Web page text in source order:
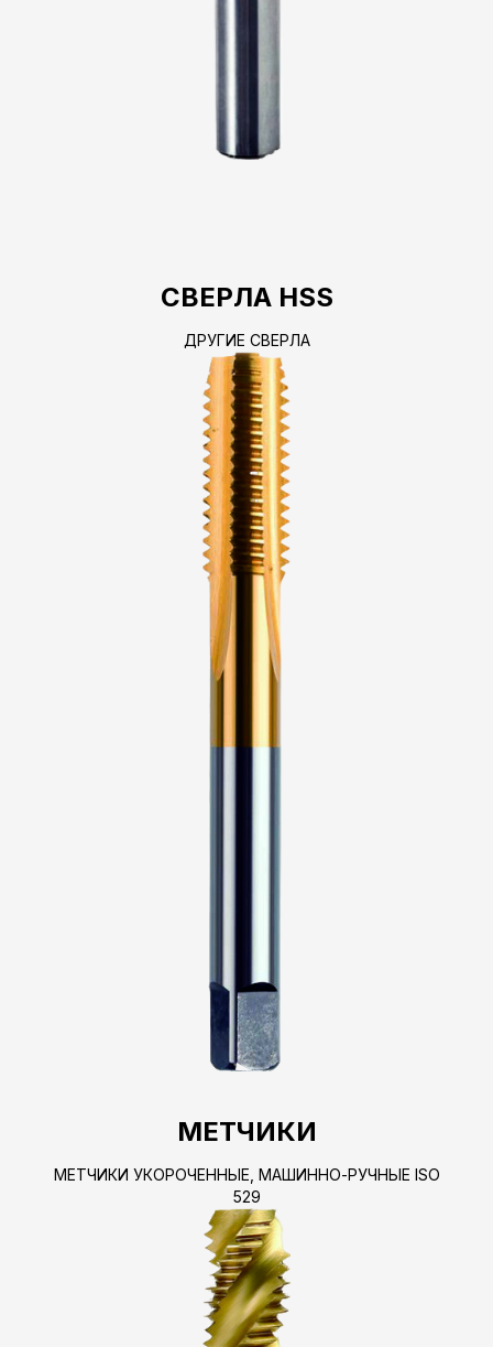
СВЕРЛА HSS
ДРУГИЕ СВЕРЛА
МЕТЧИКИ
МЕТЧИКИ УКОРОЧЕННЫЕ, МАШИННО-РУЧНЫЕ ISO
529